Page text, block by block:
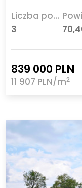
Liczba pokoi
3
839 000 PLN
11 907 PLN/m2